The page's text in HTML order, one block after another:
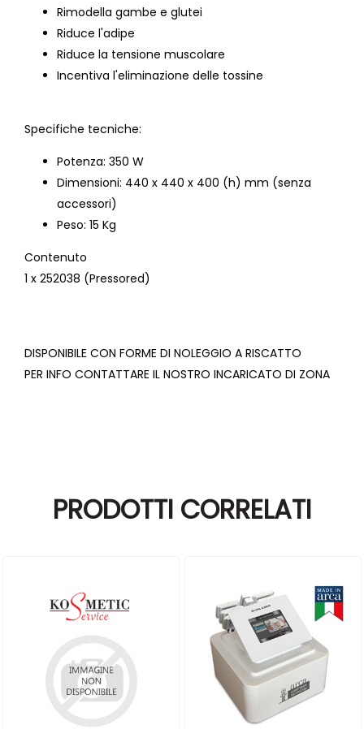
Rimodella gambe e glutei
Riduce l'adipe
Riduce la tensione muscolare
Incentiva l'eliminazione delle tossine
Specifiche tecniche:
Potenza: 350 W
Dimensioni: 440 x 440 x 400 (h) mm (senza
accessori)
Peso: 15 Kg
Contenuto
1 x 252038 (Pressored)
DISPONIBILE CON FORME DI NOLEGGIO A RISCATTO
PER INFO CONTATTARE IL NOSTRO INCARICATO DI ZONA
PRODOTTI CORRELATI